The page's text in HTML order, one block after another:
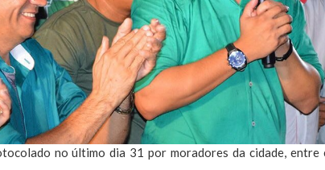
no último dia 31 por moradores da cidade, entre